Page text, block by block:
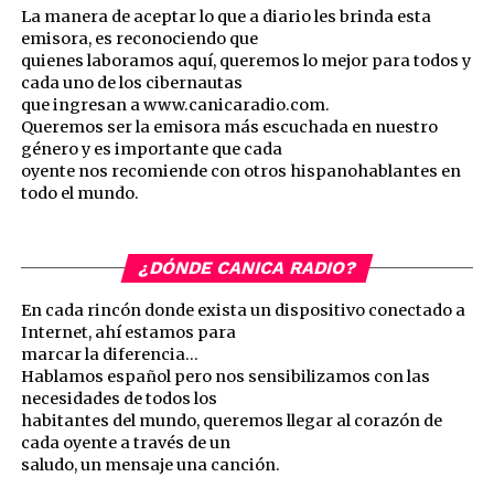
La manera de aceptar lo que a diario les brinda esta
emisora, es reconociendo que
quienes laboramos aquí, queremos lo mejor para todos y
cada uno de los cibernautas
que ingresan a www.canicaradio.com.
Queremos ser la emisora más escuchada en nuestro
género y es importante que cada
oyente nos recomiende con otros hispanohablantes en
todo el mundo.
¿DÓNDE CANICA RADIO?
En cada rincón donde exista un dispositivo conectado a
Internet, ahí estamos para
marcar la diferencia…
Hablamos español pero nos sensibilizamos con las
necesidades de todos los
habitantes del mundo, queremos llegar al corazón de
cada oyente a través de un
saludo, un mensaje una canción.